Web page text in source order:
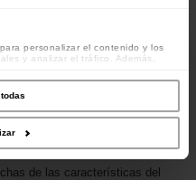
personalizar el contenido y los
y analizar el tráfico. Además,
y análisis web, quienes pueden
proporcionado o que hayan
de sus servicios.
de las características del